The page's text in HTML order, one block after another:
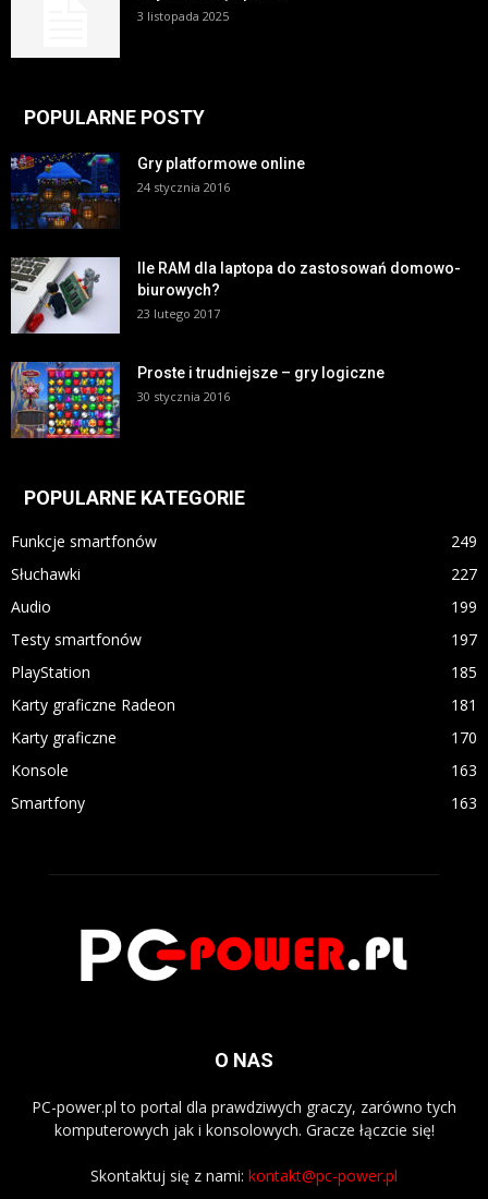
3 listopada 2025
POPULARNE POSTY
Gry platformowe online
24 stycznia 2016
Ile RAM dla laptopa do zastosowań domowo-
biurowych?
23 lutego 2017
Proste i trudniejsze – gry logiczne
30 stycznia 2016
POPULARNE KATEGORIE
Funkcje smartfonów
249
Słuchawki
227
Audio
199
Testy smartfonów
197
PlayStation
185
Karty graficzne Radeon
181
Karty graficzne
170
Konsole
163
Smartfony
163
O NAS
PC-power.pl to portal dla prawdziwych graczy, zarówno tych
komputerowych jak i konsolowych. Gracze łączcie się!
Skontaktuj się z nami: kontakt@pc-power.pl